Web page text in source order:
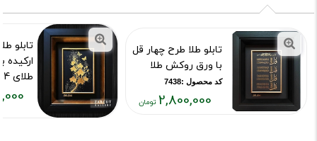
تابلو طلا طرح چهار قل
با ورق روکش طلا
کد محصول :7438
2,800,000
تابلو
طلای 24 عیار
کد محصول